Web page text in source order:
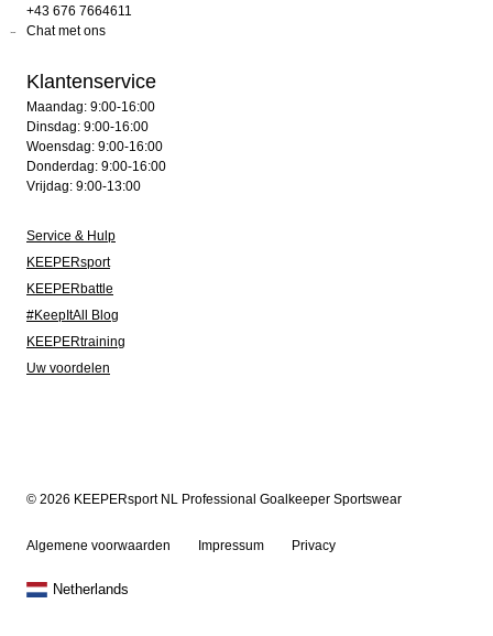
+43 676 7664611
Chat met ons
Klantenservice
Maandag: 9:00-16:00
Dinsdag: 9:00-16:00
Woensdag: 9:00-16:00
Donderdag: 9:00-16:00
Vrijdag: 9:00-13:00
Service & Hulp
KEEPERsport
KEEPERbattle
#KeepItAll Blog
KEEPERtraining
Uw voordelen
© 2026 KEEPERsport NL Professional Goalkeeper Sportswear
Algemene voorwaarden Impressum Privacy
Netherlands